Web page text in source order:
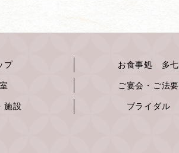
プ
施設
お食事処 多七
ご宴会・ご法要
ブライダル